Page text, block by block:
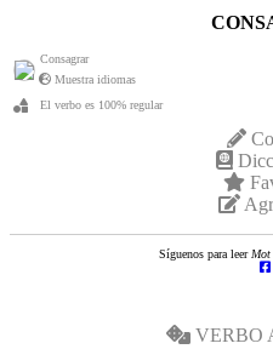
Consagrar
Muestra idiomas
El verbo es 100% regular
Síguenos para leer
VERBO